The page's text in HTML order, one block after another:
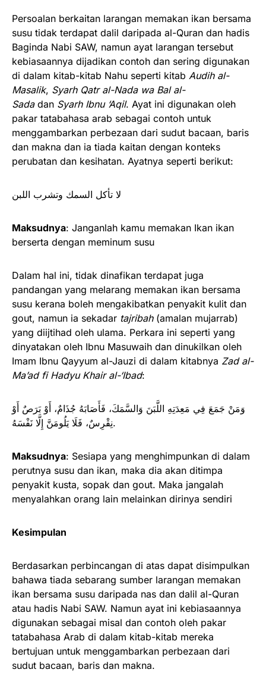
Persoalan berkaitan larangan memakan ikan bersama
susu tidak terdapat dalil daripada al-Quran dan hadis
Baginda Nabi SAW, namun ayat larangan tersebut
kebiasaannya dijadikan contoh dan sering digunakan
di dalam kitab-kitab Nahu seperti kitab Audih al-
Masalik, Syarh Qatr al-Nada wa Bal al-
Sadadan Syarh Ibnu ‘Aqil. Ayat ini digunakan oleh
pakar tatabahasa arab sebagai contoh untuk
menggambarkan perbezaan dari sudut bacaan, baris
dan makna dan ia tiada kaitan dengan konteks
perubatan dan kesihatan. Ayatnya seperti berikut:
لا تأكل السمك وتشرب اللبن
Maksudnya: Janganlah kamu memakan Ikan ikan
berserta dengan meminum susu
Dalam hal ini, tidak dinafikan terdapat juga
pandangan yang melarang memakan ikan bersama
susu kerana boleh mengakibatkan penyakit kulit dan
gout, namun ia sekadar tajribah(amalan mujarrab)
yang diijtihad oleh ulama. Perkara ini seperti yang
dinyatakan oleh Ibnu Masuwaih dan dinukilkan oleh
Imam Ibnu Qayyum al-Jauzi di dalam kitabnya Zad al-
Ma’ad fi Hadyu Khair al-‘Ibad:
وَمَنْ جَمَعَ فِي مَعِدَتِهِ اللَّبَنَ وَالسَّمَكَ، فَأَصَابَهُ جُذَامٌ، أَوْ بَرَصٌ أَوْ
نِقْرِسٌ، فَلَا يَلُومَنَّ إِلَّا نَفْسَهُ.
Maksudnya: Sesiapa yang menghimpunkan di dalam
perutnya susu dan ikan, maka dia akan ditimpa
penyakit kusta, sopak dan gout. Maka jangalah
menyalahkan orang lain melainkan dirinya sendiri
Kesimpulan
Berdasarkan perbincangan di atas dapat disimpulkan
bahawa tiada sebarang sumber larangan memakan
ikan bersama susu daripada nas dan dalil al-Quran
atau hadis Nabi SAW. Namun ayat ini kebiasaannya
digunakan sebagai misal dan contoh oleh pakar
tatabahasa Arab di dalam kitab-kitab mereka
bertujuan untuk menggambarkan perbezaan dari
sudut bacaan, baris dan makna.